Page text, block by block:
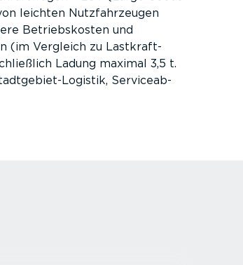
leichten Nutzfahr­zeugen
Betriebs­kosten und
(im Vergleich zu Lastkraft­
Ladung maximal 3,5 t.
­Lo­gistik, Service­ab­